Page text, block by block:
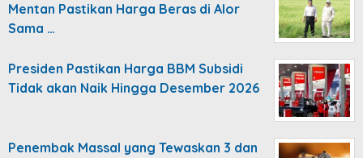
Mentan Pastikan Harga Beras di Alor
Sama …
Presiden Pastikan Harga BBM Subsidi
Tidak akan Naik Hingga Desember 2026
Penembak Massal yang Tewaskan 3 dan